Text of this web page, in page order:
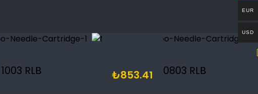
1003 RLB 0803 RLB
₺853.41
EUR
USD